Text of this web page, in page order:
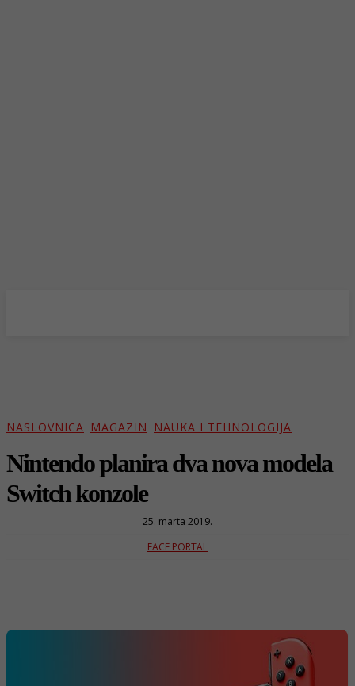
NASLOVNICA MAGAZIN NAUKA I TEHNOLOGIJA
Nintendo planira dva nova modela
Switch konzole
25. marta 2019.
FACE PORTAL